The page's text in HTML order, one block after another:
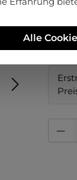
42
Alle